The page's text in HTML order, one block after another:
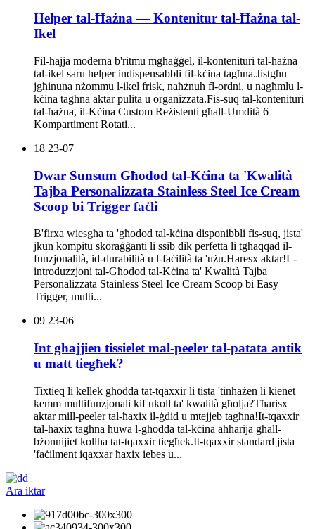
Helper tal-Ħażna — Kontenitur tal-Ħażna tal-
Ikel
Fil-ħajja moderna b'ritmu mgħaġġel, il-kontenituri tal-ħażna
tal-ikel saru helper indispensabbli fil-kċina tagħna.Jistgħu
jgħinuna nżommu l-ikel frisk, naħżnuh fl-ordni, u nagħmlu l-
kċina tagħna aktar pulita u organizzata.Fis-suq tal-kontenituri
tal-ħażna, il-Kċina Custom Reżistenti għall-Umdità 6
Kompartiment Rotati...
18 23-07
Dwar Sunsum Għodod tal-Kċina ta 'Kwalità
Tajba Personalizzata Stainless Steel Ice Cream
Scoop bi Trigger faċli
B'firxa wiesgħa ta 'għodod tal-kċina disponibbli fis-suq, jista'
jkun kompitu skoraġġanti li ssib dik perfetta li tgħaqqad il-
funzjonalità, id-durabilità u l-faċilità ta 'użu.Ħaresx aktar!L-
introduzzjoni tal-Għodod tal-Kċina ta' Kwalità Tajba
Personalizzata Stainless Steel Ice Cream Scoop bi Easy
Trigger, multi...
09 23-06
Int għajjien tissielet mal-peeler tal-patata antik
u matt tiegħek?
Tixtieq li kellek għodda tat-tqaxxir li tista 'tinħażen li kienet
kemm multifunzjonali kif ukoll ta' kwalità għolja?Tħarisx
aktar mill-peeler tal-ħaxix il-ġdid u mtejjeb tagħna!It-tqaxxir
tal-ħaxix tagħna huwa l-għodda tal-kċina aħħarija għall-
bżonnijiet kollha tat-tqaxxir tiegħek.It-tqaxxir standard jista
'faċilment iqaxxar ħaxix iebes u...
Ara iktar